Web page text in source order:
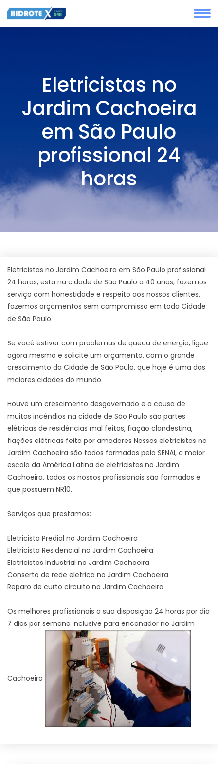
Eletricistas no
Jardim Cachoeira
em São Paulo
profissional 24
horas
Eletricistas no Jardim Cachoeira em São Paulo profissional
24 horas, esta na cidade de São Paulo a 40 anos, fazemos
serviço com honestidade e respeito aos nossos clientes,
fazemos orçamentos sem compromisso em toda Cidade
de São Paulo.
Se você estiver com problemas de queda de energia, ligue
agora mesmo e solicite um orçamento, com o grande
crescimento da Cidade de São Paulo, que hoje é uma das
maiores cidades do mundo.
Houve um crescimento desgovernado e a causa de
muitos incêndios na cidade de São Paulo são partes
elétricas de residências mal feitas, fiação clandestina,
fiações elétricas feita por amadores Nossos eletricistas no
Jardim Cachoeira são todos formados pelo SENAI, a maior
escola da América Latina de eletricistas no Jardim
Cachoeira, todos os nossos profissionais são formados e
que possuem NR10.
Serviços que prestamos:
Eletricista Predial no Jardim Cachoeira
Eletricista Residencial no Jardim Cachoeira
Eletricistas Industrial no Jardim Cachoeira
Conserto de rede eletrica no Jardim Cachoeira
Reparo de curto circuito no Jardim Cachoeira
Os melhores profissionais a sua disposição 24 horas por dia
7 dias por semana inclusive para encanador no Jardim
Cachoeira